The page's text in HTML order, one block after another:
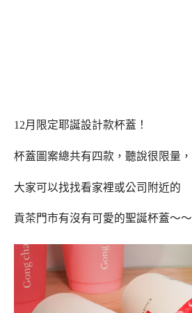
12月限定耶誕設計款杯蓋！
杯蓋圖案總共有四款，聽說很限量，
大家可以找找看家裡或公司附近的
貢茶門市有沒有可愛的聖誕杯蓋～～